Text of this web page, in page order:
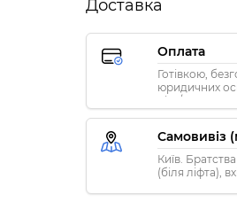
Доставка
Оплата
Готівкою,
юридичних
Visa/
Самовивіз
Київ.
(біля ліфта),